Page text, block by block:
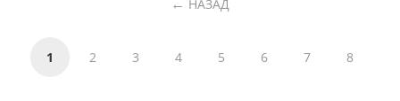
НАЗАД
1 2 3 4 5 6 7 8